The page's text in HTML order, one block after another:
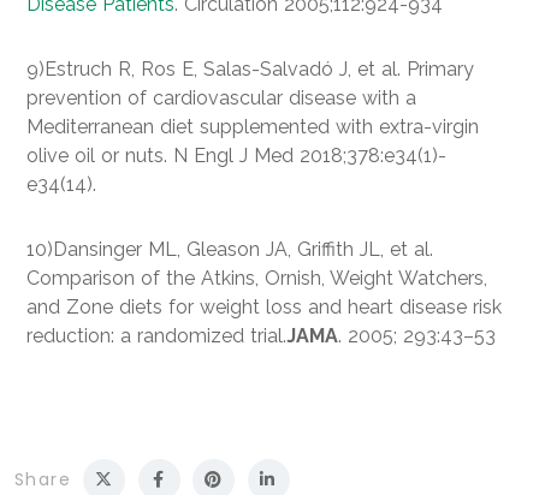
9)Estruch R, Ros E, Salas-Salvadó J, et al. Primary
prevention of cardiovascular disease with a
Mediterranean diet supplemented with extra-virgin
olive oil or nuts. N Engl J Med 2018;378:e34(1)-
e34(14).
10)Dansinger ML, Gleason JA, Griffith JL, et al.
Comparison of the Atkins, Ornish, Weight Watchers,
and Zone diets for weight loss and heart disease risk
reduction: a randomized trial.JAMA. 2005; 293:43–53
Share